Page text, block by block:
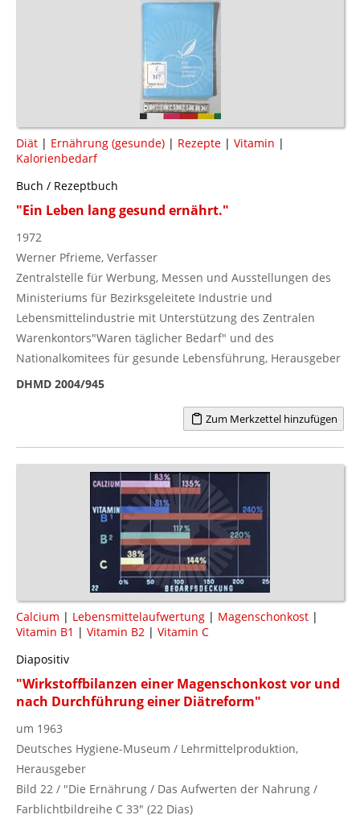
Diät | Ernährung (gesunde) | Rezepte | Vitamin |
Kalorienbedarf
Buch / Rezeptbuch
"Ein Leben lang gesund ernährt."
1972
Werner Pfrieme, Verfasser
Zentralstelle für Werbung, Messen und Ausstellungen des
Ministeriums für Bezirksgeleitete Industrie und
Lebensmittelindustrie mit Unterstützung des Zentralen
Warenkontors"Waren täglicher Bedarf" und des
Nationalkomitees für gesunde Lebensführung, Herausgeber
DHMD 2004/945
Zum Merkzettel hinzufügen
Calcium | Lebensmittelaufwertung | Magenschonkost |
Vitamin B1 | Vitamin B2 | Vitamin C
Diapositiv
"Wirkstoffbilanzen einer Magenschonkost vor und
nach Durchführung einer Diätreform"
um 1963
Deutsches Hygiene-Museum / Lehrmittelproduktion,
Herausgeber
Bild 22 / "Die Ernährung / Das Aufwerten der Nahrung /
Farblichtbildreihe C 33" (22 Dias)